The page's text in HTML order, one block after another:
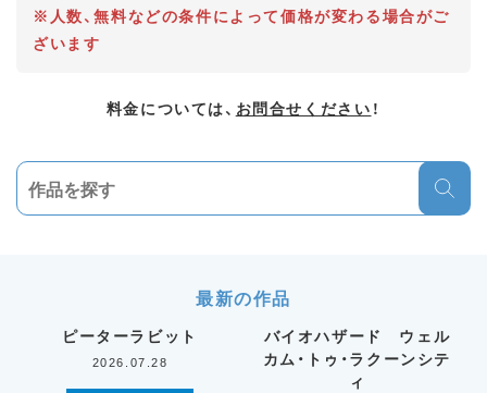
※人数、無料などの条件によって価格が変わる場合がご
ざいます
料金については、 お問合せください ！
最新の作品
ピーターラビット
2026.07.28
バイオハザード ウェル
カム・トゥ・ラクーンシテ
ィ